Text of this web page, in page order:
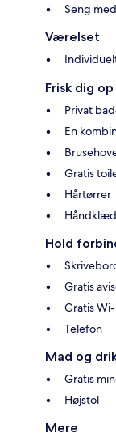
Seng
Værelset
Frisk dig op
Privat
En
Gratis
Hårtørrer
Hold
Gratis
Gratis
Telefon
Mad og
Gratis
Højstol
Mere